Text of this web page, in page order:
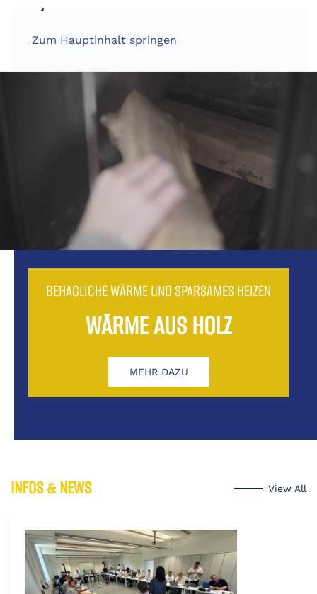
Zum Hauptinhalt springen
BEHAGLICHE WÄRME UND SPARSAMES HEIZEN
WÄRME AUS HOLZ
MEHR DAZU
INFOS & NEWS View All